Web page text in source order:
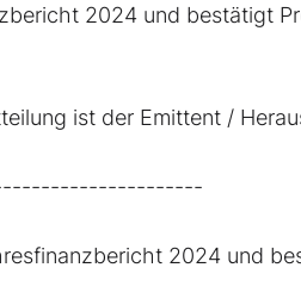
2024 und bestätigt
ist der Emittent /
2024 und